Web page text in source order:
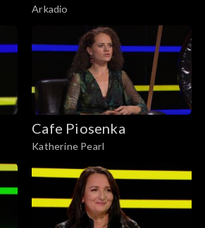
Arkadio
Cafe Piosenka
Katherine Pearl